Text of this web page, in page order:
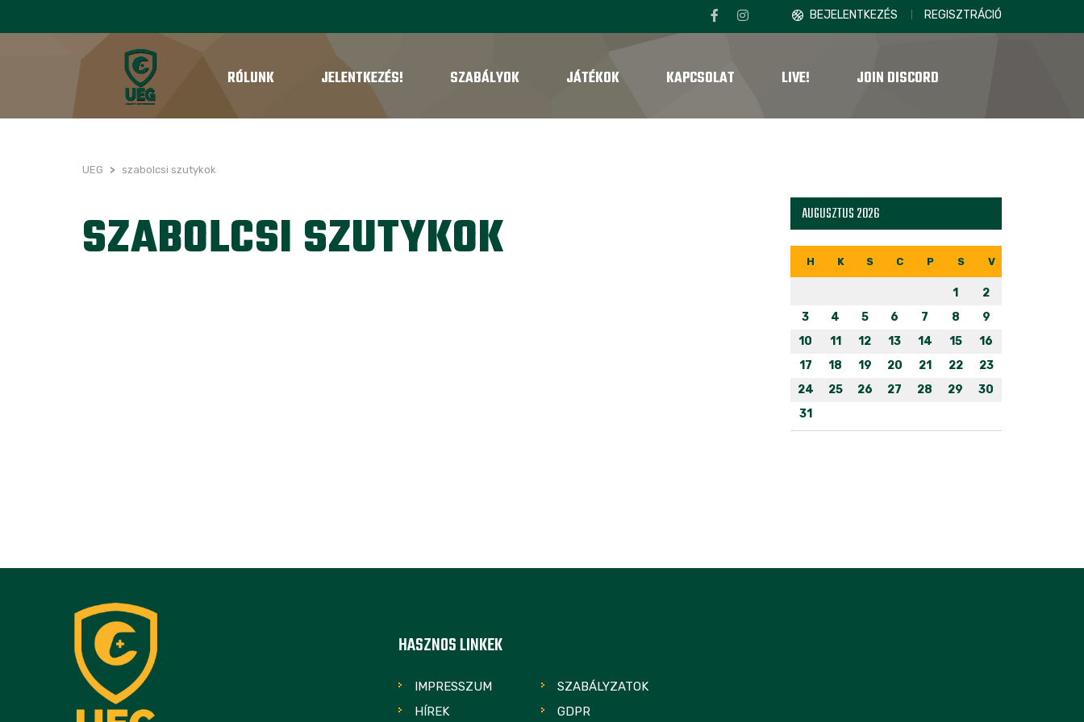
BEJELENTKEZÉS REGISZTRÁCIÓ
RÓLUNK JELENTKEZÉS! SZABÁLYOK JÁTÉKOK KAPCSOLAT LIVE! JOIN DISCORD
UEG > szabolcsi szutykok
SZABOLCSI SZUTYKOK AUGUSZTUS 2026
H K S C P S V
1
2
3
4 5 6 7 8
9
10
11 12 13 14 15
16
17
18 19 20 21 22
23
24
25 26 27 28 29
30
31
HASZNOS LINKEK
IMPRESSZUM
SZABÁLYZATOK
HÍREK
GDPR